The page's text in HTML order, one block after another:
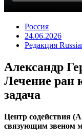
Россия
24.06.2026
Редакция
Александр
Лечение ран
задача
Центр содействия
связующим звеном